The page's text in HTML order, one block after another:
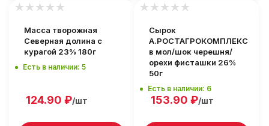
Масса творожная
Северная долина с
курагой 23% 180г
Есть в наличии: 5
124.90 ₽/шт
Сырок
А.РОСТАГРОКОМПЛЕКС
в мол/шок черешня/
орехи фисташки 26%
50г
Есть в наличии: 6
153.90 ₽/шт